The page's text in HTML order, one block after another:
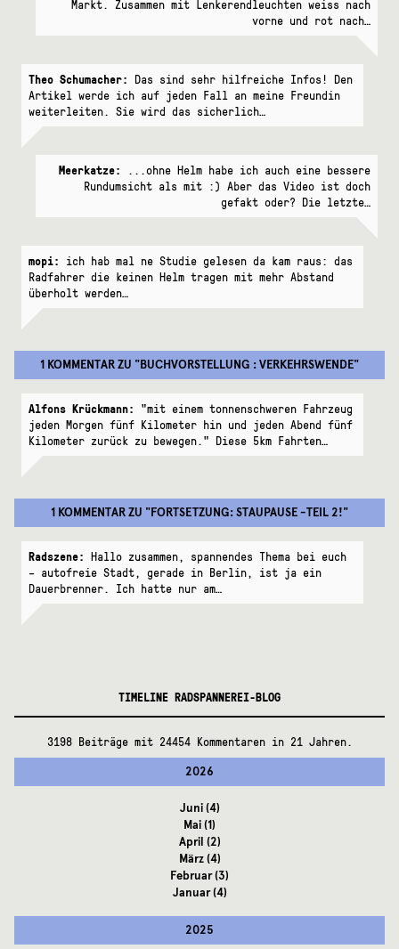
Markt. Zusammen mit Lenkerendleuchten weiss nach
vorne und rot nach…
Theo Schumacher: Das sind sehr hilfreiche Infos! Den
Artikel werde ich auf jeden Fall an meine Freundin
weiterleiten. Sie wird das sicherlich…
Meerkatze:
...ohne Helm habe ich auch eine bessere
Rundumsicht als mit :) Aber das Video ist doch
gefakt oder? Die letzte…
mopi: ich hab mal ne Studie gelesen da kam raus: das
Radfahrer die keinen Helm tragen mit mehr Abstand
überholt werden…
1 KOMMENTARZU "BUCHVORSTELLUNG : VERKEHRSWENDE"
Alfons Krückmann: "mit einem tonnenschweren Fahrzeug
jeden Morgen fünf Kilometer hin und jeden Abend fünf
Kilometer zurück zu bewegen." Diese 5km Fahrten…
1 KOMMENTARZU "FORTSETZUNG: STAUPAUSE -TEIL 2!"
Radszene: Hallo zusammen, spannendes Thema bei euch
– autofreie Stadt, gerade in Berlin, ist ja ein
Dauerbrenner. Ich hatte nur am…
TIMELINE RADSPANNEREI-BLOG
3198 Beiträge mit 24454 Kommentaren in 21 Jahren.
2026
Juni(4)
Mai(1)
April (2)
März(4)
Februar(3)
Januar(4)
2025